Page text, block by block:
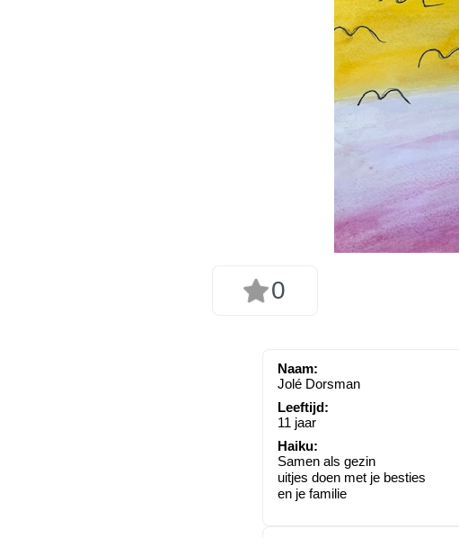
0
Naam:
Jolé Dorsman
Leeftijd:
11 jaar
Haiku:
Samen als gezin
uitjes doen met je besties
en je familie